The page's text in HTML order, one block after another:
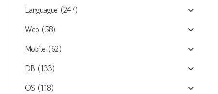
Languague (247)
Web (58)
Mobile (62)
DB (133)
OS (118)